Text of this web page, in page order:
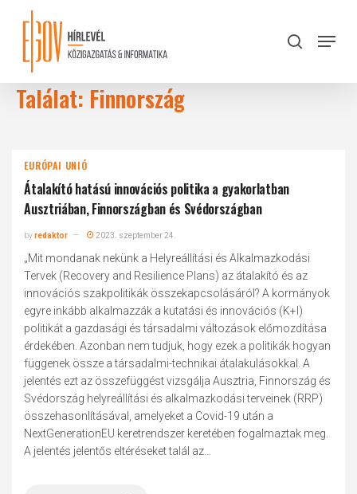
content
search
Menu
Találat: Finnország
EURÓPAI UNIÓ
Átalakító hatású innovációs politika a gyakorlatban
Ausztriában, Finnországban és Svédországban
byredaktor 2023. szeptember 24.
„Mit mondanak nekünk a Helyreállítási és Alkalmazkodási
Tervek (Recovery and Resilience Plans) az átalakító és az
innovációs szakpolitikák összekapcsolásáról? A kormányok
egyre inkább alkalmazzák a kutatási és innovációs (K+I)
politikát a gazdasági és társadalmi változások előmozdítása
érdekében. Azonban nem tudjuk, hogy ezek a politikák hogyan
függenek össze a társadalmi-technikai átalakulásokkal. A
jelentés ezt az összefüggést vizsgálja Ausztria, Finnország és
Svédország helyreállítási és alkalmazkodási terveinek (RRP)
összehasonlításával, amelyeket a Covid-19 után a
NextGenerationEU keretrendszer keretében fogalmaztak meg.
A jelentés jelentős eltéréseket talál az...
Close